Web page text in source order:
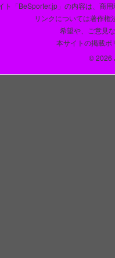
ト「BeSporter.jp」の内容は、商
リンクについては著作権
希望や、ご意見
本サイトの掲載ポ
© 2026